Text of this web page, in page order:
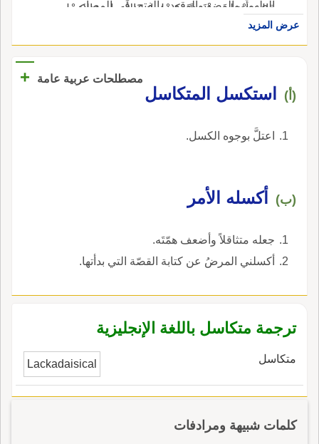
الطَّهور والوَضو والوَقود، بالفتح، في المصادر.
قال وأَبْغِ لي مِنْفَحةً وكِسْل ابن الأَعرابي: الكِسْل
وتَر قوس الندَّاف إِذا نزع منها، وقال غيره المِكْسَل
وتر قوس الندّاف إِذا خلع منها.
في الفَيْشة ولعل الشين فيها لغة، وقد ذكرناه في
كَشَل أَيضا مبيناً.عرض المزيد
مصطلحات عربية عامة +
(أ) استكسل المتكاسل
اعتلَّ بوجوه الكسل.
(ب) أكسله الأمر
جعله متثاقلاً وأضعف همّتَه.
أكسلني المرضُ عن كتابة القصّة التي بدأتها.
ترجمة متكاسل باللغة الإنجليزية
متكاسل Lackadaisical
كلمات شبيهة ومرادفات